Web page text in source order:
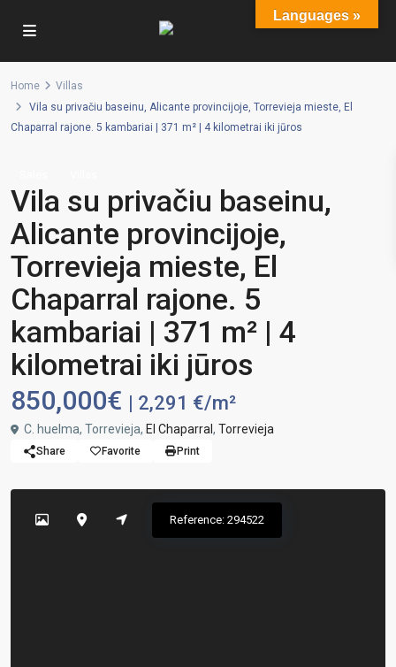
Home
Villas
Vila su privačiu baseinu, Alicante provincijoje, Torrevieja mieste, El
Chaparral rajone. 5 kambariai | 371 m² | 4 kilometrai iki jūros
Vila su privačiu baseinu,
Alicante provincijoje,
Torrevieja mieste, El
Chaparral rajone. 5
kambariai | 371 m² | 4
kilometrai iki jūros
850,000€ | 2,291 €/m²
C. huelma, Torrevieja, El Chaparral , Torrevieja
Share Favorite Print
Reference: 294522
Languages »